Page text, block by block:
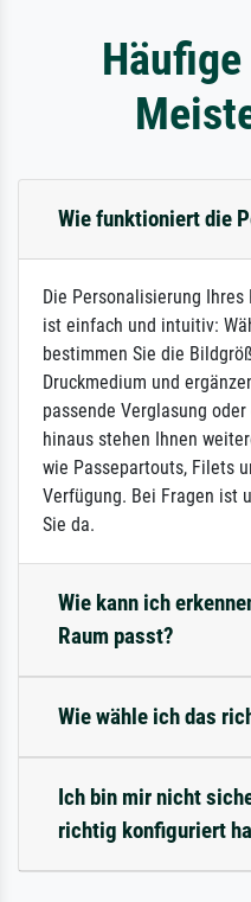
Wie funktioniert die
Die Personalisierung
ist einfach und intuitiv:
bestimmen Sie die
Druckmedium und
passende Verglasung
hinaus stehen Ihnen
wie Passepartouts, Filets
Verfügung. Bei Fragen ist
Sie da.
Wie kann ich
Raum passt?
Wie wähle ich das
Ich bin mir nicht
richtig konfiguriert